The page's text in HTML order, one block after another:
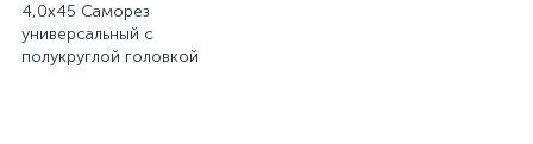
4,0х45 Саморез
универсальный с
полукруглой головкой